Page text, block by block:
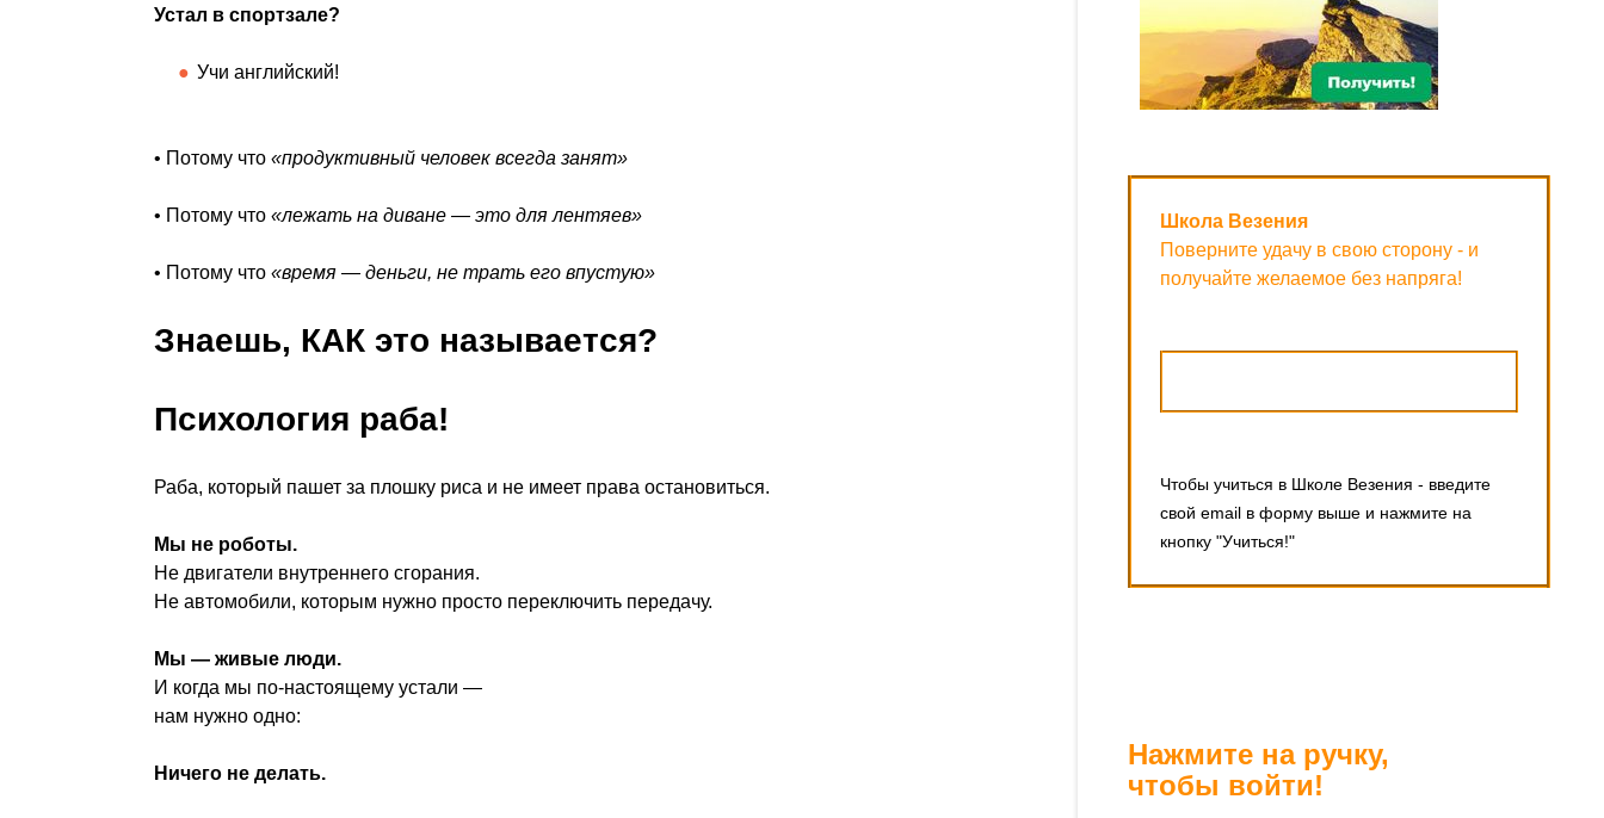
Устал в спортзале?
Учи английский!
• Потому что «продуктивный человек всегда занят»
• Потому что «лежать на диване — это для лентяев»
• Потому что «время — деньги, не трать его впустую»
Знаешь, КАК это называется?
Психология раба!
Раба, который пашет за плошку риса и не имеет права остановиться.
Мы не роботы.
Не двигатели внутреннего сгорания.
Не автомобили, которым нужно просто переключить передачу.
Мы — живые люди.
И когда мы по-настоящему устали —
нам нужно одно:
Ничего не делать.
Школа Везения
Поверните удачу в свою сторону - и
получайте желаемое без напряга!
Чтобы учиться в Школе Везения - введите
свой email в форму выше и нажмите на
кнопку "Учиться!"
Нажмите на ручку,
чтобы войти!